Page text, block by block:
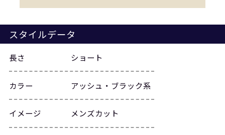
スタイルデータ
長さ ショート
カラー アッシュ・ブラック系
イメージ メンズカット